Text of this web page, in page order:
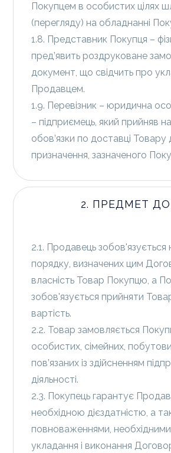
Покупцем в особистих цілях
(перегляду) на обладнанні
1.8. Представник Покупця –
пред’явить роздруковане
документ, що свідчить про
Продавцем.
1.9. Перевізник – юридична
– підприємець, який прийняв
обов’язки по доставці Товару
призначення, зазначеного
2. ПРЕДМЕТ
2.1. Продавець зобов'язується
порядку, визначених цим
власність Товар Покупцю, а
зобов'язується прийняти
вартість.
2.2. Товар замовляється
особистих, сімейних,
пов’язаних із здійсненням
діяльності.
2.3. Покупець гарантує
необхідною дієздатністю, а
повноваженнями, необхідними
укладання і виконання